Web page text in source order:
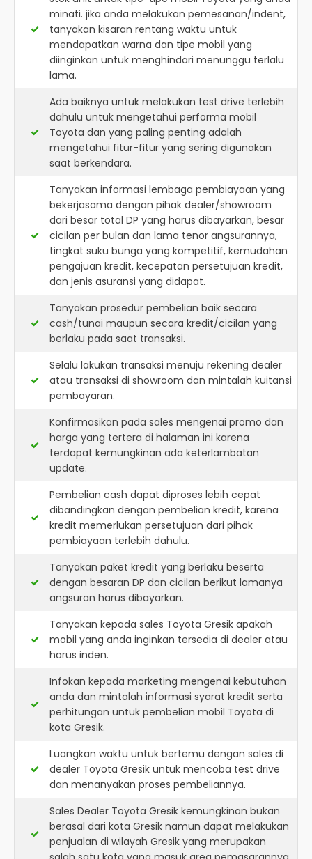
minati. jika anda melakukan pemesanan/indent,
tanyakan kisaran rentang waktu untuk
mendapatkan warna dan tipe mobil yang
diinginkan untuk menghindari menunggu terlalu
lama.
Ada baiknya untuk melakukan test drive terlebih
dahulu untuk mengetahui performa mobil
Toyota dan yang paling penting adalah
mengetahui fitur-fitur yang sering digunakan
saat berkendara.
Tanyakan informasi lembaga pembiayaan yang
bekerjasama dengan pihak dealer/showroom
dari besar total DP yang harus dibayarkan, besar
cicilan per bulan dan lama tenor angsurannya,
tingkat suku bunga yang kompetitif, kemudahan
pengajuan kredit, kecepatan persetujuan kredit,
dan jenis asuransi yang didapat.
Tanyakan prosedur pembelian baik secara
cash/tunai maupun secara kredit/cicilan yang
berlaku pada saat transaksi.
Selalu lakukan transaksi menuju rekening dealer
atau transaksi di showroom dan mintalah kuitansi
pembayaran.
Konfirmasikan pada sales mengenai promo dan
harga yang tertera di halaman ini karena
terdapat kemungkinan ada keterlambatan
update.
Pembelian cash dapat diproses lebih cepat
dibandingkan dengan pembelian kredit, karena
kredit memerlukan persetujuan dari pihak
pembiayaan terlebih dahulu.
Tanyakan paket kredit yang berlaku beserta
dengan besaran DP dan cicilan berikut lamanya
angsuran harus dibayarkan.
Tanyakan kepada sales Toyota Gresik apakah
mobil yang anda inginkan tersedia di dealer atau
harus inden.
Infokan kepada marketing mengenai kebutuhan
anda dan mintalah informasi syarat kredit serta
perhitungan untuk pembelian mobil Toyota di
kota Gresik.
Luangkan waktu untuk bertemu dengan sales di
dealer Toyota Gresik untuk mencoba test drive
dan menanyakan proses pembeliannya.
Sales Dealer Toyota Gresik kemungkinan bukan
berasal dari kota Gresik namun dapat melakukan
penjualan di wilayah Gresik yang merupakan